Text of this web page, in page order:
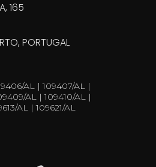
165
PORTUGAL
AL | 109407/AL |
AL | 109410/AL |
AL | 109621/AL